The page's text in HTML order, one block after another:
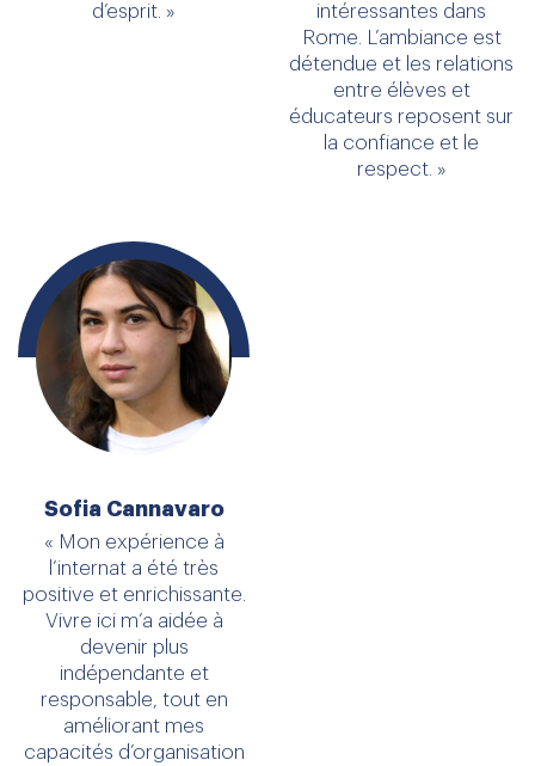
d’esprit. »
intéressantes dans
Rome. L’ambiance est
détendue et les relations
entre élèves et
éducateurs reposent sur
la confiance et le
respect. »
Sofia Cannavaro
« Mon expérience à
l’internat a été très
positive et enrichissante.
Vivre ici m’a aidée à
devenir plus
indépendante et
responsable, tout en
améliorant mes
capacités d’organisation